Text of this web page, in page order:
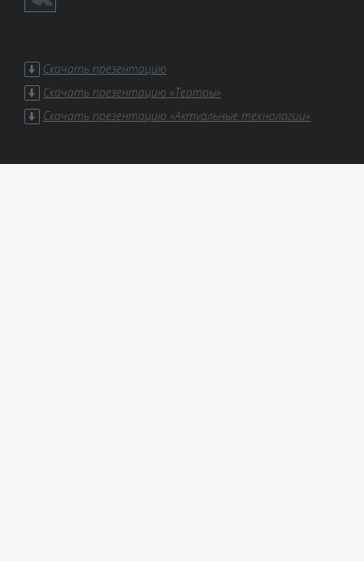
Скачать презентацию
Скачать презентацию «Театры»
Скачать презентацию «Актуальные технологии»